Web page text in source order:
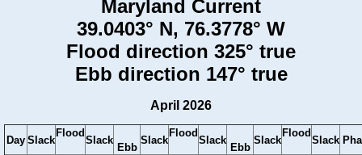
Maryland Current
39.0403° N, 76.3778° W
Flood direction 325° true
Ebb direction 147° true
April 2026
Day Slack
Flood
Slack
Ebb
Slack
Flood
Slack
Ebb
Slack
Flood
Slack